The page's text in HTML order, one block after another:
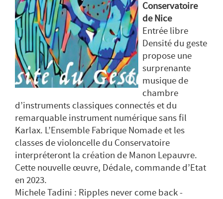
Conservatoire
de Nice
Entrée libre
Densité du geste
propose une
surprenante
musique de
chambre
d’instruments classiques connectés et du
remarquable instrument numérique sans fil
Karlax. L’Ensemble Fabrique Nomade et les
classes de violoncelle du Conservatoire
interpréteront la création de Manon Lepauvre.
Cette nouvelle œuvre, Dédale, commande d’Etat
en 2023.
Michele Tadini : Ripples never come back -